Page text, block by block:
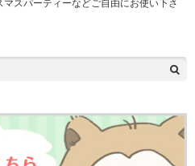
マスパーティーなどご自由にお使い下さ